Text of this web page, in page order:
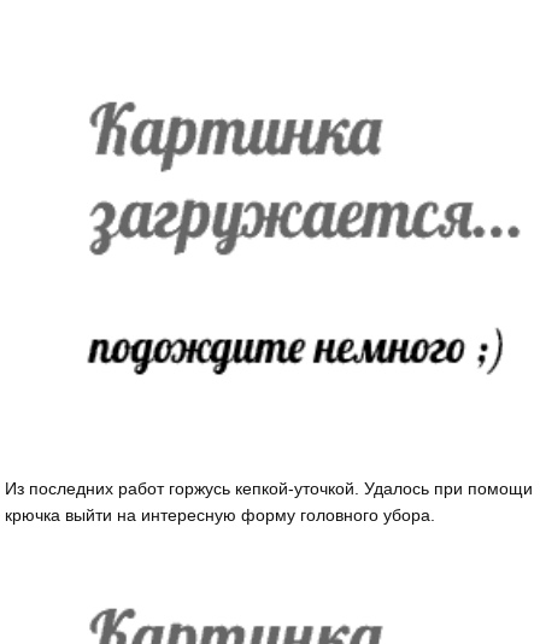
Из последних работ горжусь кепкой-уточкой. Удалось при помощи
крючка выйти на интересную форму головного убора.